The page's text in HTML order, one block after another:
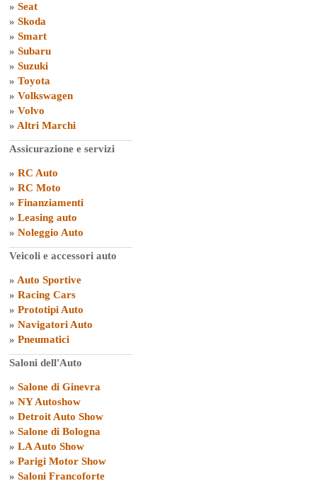
» Seat
» Skoda
» Smart
» Subaru
» Suzuki
» Toyota
» Volkswagen
» Volvo
» Altri Marchi
Assicurazione e servizi
» RC Auto
» RC Moto
» Finanziamenti
» Leasing auto
» Noleggio Auto
Veicoli e accessori auto
» Auto Sportive
» Racing Cars
» Prototipi Auto
» Navigatori Auto
» Pneumatici
Saloni dell'Auto
» Salone di Ginevra
» NY Autoshow
» Detroit Auto Show
» Salone di Bologna
» LA Auto Show
» Parigi Motor Show
» Saloni Francoforte